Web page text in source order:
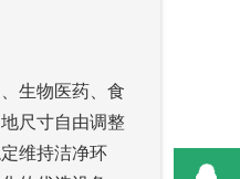
生物医药、食
尺寸自由调整
维持洁净环